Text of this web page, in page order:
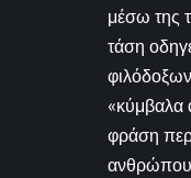
μέσω της
τάση
«κύμβαλα
φράση